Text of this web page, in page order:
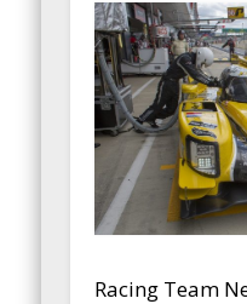
Racing Team